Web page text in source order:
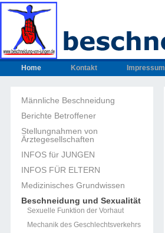
Home Kontakt Impressum
Männliche Beschneidung
Berichte Betroffener
Stellungnahmen von
Ärztegesellschaften
INFOS für JUNGEN
INFOS FÜR ELTERN
Medizinisches Grundwissen
Beschneidung und Sexualität
Sexuelle Funktion der Vorhaut
Mechanik des Geschlechtsverkehrs